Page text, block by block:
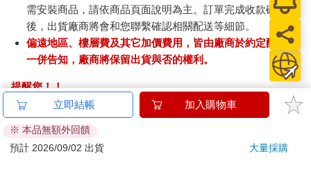
需安裝商品，請依商品頁面說明為主。訂單完成收款確認
後，出貨廠商將會和您聯繫確認相關配送等細節。
偏遠地區、樓層費及其它加價費用，皆由廠商於約定配送時
一併告知，廠商將保留出貨與否的權利。
提醒您！！
金石堂及銀行均不會請您操作ATM! 如接獲電話要求您前往
ATM提款機，請不要聽從指示，以免受騙上當！
退換貨須知：
立即結帳 加入購物車
※ 本品無額外回饋
預計 2026/09/02 出貨
大量採購